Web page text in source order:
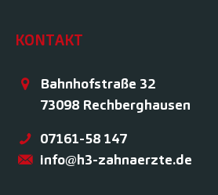
KONTAKT
Bahnhofstraße 32
73098 Rechberghausen
07161-58 147
info@h3-zahnaerzte.de